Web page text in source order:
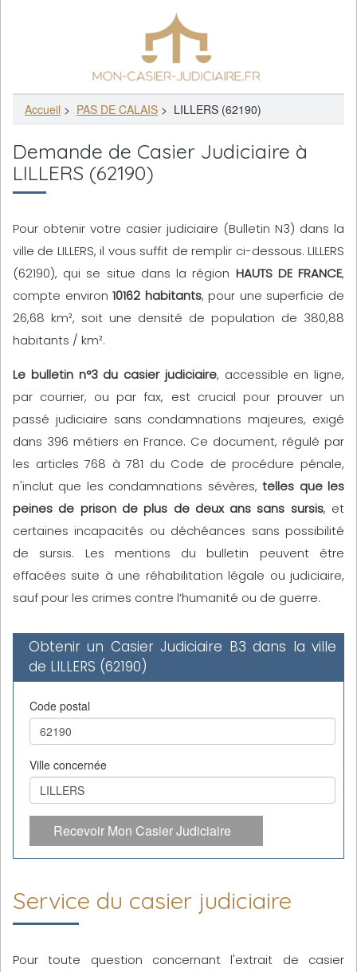
Accueil > PAS DE CALAIS > LILLERS (62190)
Demande de Casier Judiciaire à
LILLERS (62190)
Pour obtenir votre casier judiciaire (Bulletin N3) dans la
ville de LILLERS, il vous suffit de remplir ci-dessous. LILLERS
(62190), qui se situe dans la région HAUTS DE FRANCE,
compte environ10162 habitants, pour une superficie de
26,68 km², soit une densité de population de 380,88
habitants / km².
Le bulletin n°3 du casier judiciaire, accessible en ligne,
par courrier, ou par fax, est crucial pour prouver un
passé judiciaire sans condamnations majeures, exigé
dans 396 métiers en France. Ce document, régulé par
les articles 768 à 781 du Code de procédure pénale,
n'inclut que les condamnations sévères,telles que les
peines de prison de plus de deux ans sans sursis, et
certaines incapacités ou déchéances sans possibilité
de sursis. Les mentions du bulletin peuvent être
effacées suite à une réhabilitation légale ou judiciaire,
sauf pour les crimes contre l’humanité ou de guerre.
Obtenir un Casier Judiciaire B3 dans la ville
de LILLERS (62190)
Code postal
Ville concernée
Recevoir Mon Casier Judiciaire
Service du casier judiciaire
Pour toute question concernant l'extrait de casier